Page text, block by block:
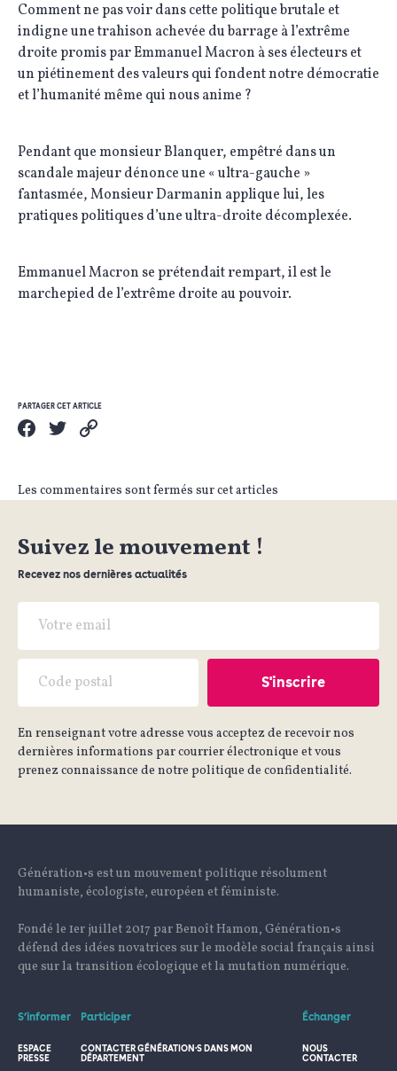
Comment ne pas voir dans cette politique brutale et
indigne une trahison achevée du barrage à l’extrême
droite promis par Emmanuel Macron à ses électeurs et
un piétinement des valeurs qui fondent notre démocratie
et l’humanité même qui nous anime ?
Pendant que monsieur Blanquer, empêtré dans un
scandale majeur dénonce une « ultra-gauche »
fantasmée, Monsieur Darmanin applique lui, les
pratiques politiques d’une ultra-droite décomplexée.
Emmanuel Macron se prétendait rempart, il est le
marchepied de l’extrême droite au pouvoir.
PARTAGER CET ARTICLE
Les commentaires sont fermés sur cet articles
Suivez le mouvement !
Recevez nos dernières actualités
En renseignant votre adresse vous acceptez de recevoir nos
dernières informations par courrier électronique et vous
prenez connaissance de notre politique de confidentialité.
Génération•s est un mouvement politique résolument
humaniste, écologiste, européen et féministe.
Fondé le 1er juillet 2017 par Benoît Hamon, Génération•s
défend des idées novatrices sur le modèle social français ainsi
que sur la transition écologique et la mutation numérique.
S’informer
ESPACE
PRESSE
Participer
CONTACTER GÉNÉRATION·S DANS MON
DÉPARTEMENT
Échanger
NOUS
CONTACTER